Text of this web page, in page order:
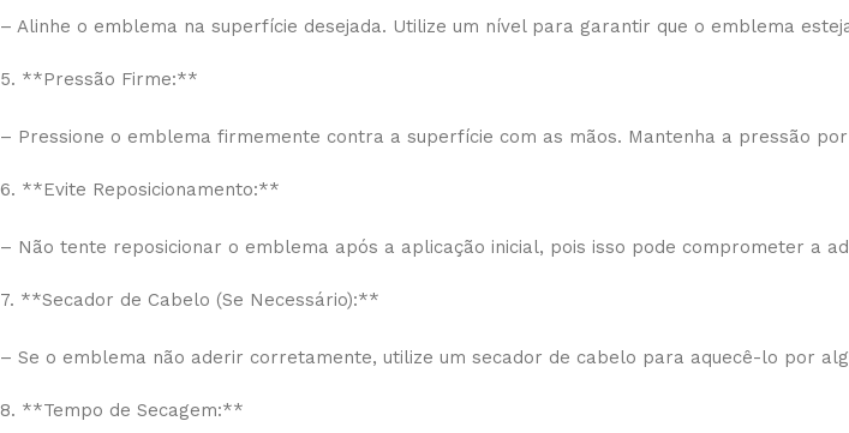
– Alinhe o emblema na superfície desejada. Utilize um nível para garantir que o emblema
5. **Pressão Firme:**
– Pressione o emblema firmemente contra a superfície com as mãos. Mantenha a pressão
6. **Evite Reposicionamento:**
– Não tente reposicionar o emblema após a aplicação inicial, pois isso pode comprometer a
7. **Secador de Cabelo (Se Necessário):**
– Se o emblema não aderir corretamente, utilize um secador de cabelo para aquecê-lo por
8. **Tempo de Secagem:**